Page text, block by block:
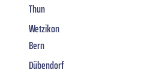
Thun
Wetzikon
Bern
Dübendorf